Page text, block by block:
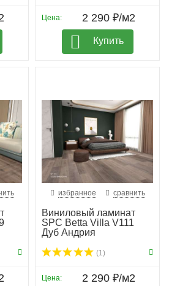
Цена: 2 290 ₽/м2
Купить
избранное сравнить
Виниловый ламинат
SPC Betta Villa V111
Дуб Андрия
(1)
Цена: 2 290 ₽/м2